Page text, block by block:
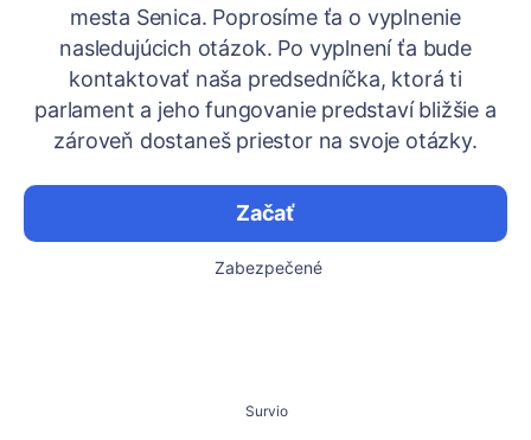
mesta Senica. Poprosíme ťa o vyplnenie
nasledujúcich otázok. Po vyplnení ťa bude
kontaktovať naša predsedníčka, ktorá ti
parlament a jeho fungovanie predstaví bližšie a
zároveň dostaneš priestor na svoje otázky.
Začať
Zabezpečené
Survio